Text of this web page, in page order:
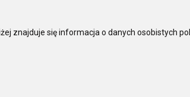
znajduje się informacja o danych osobistych